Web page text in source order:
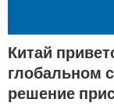
Китай
глобальном
решение